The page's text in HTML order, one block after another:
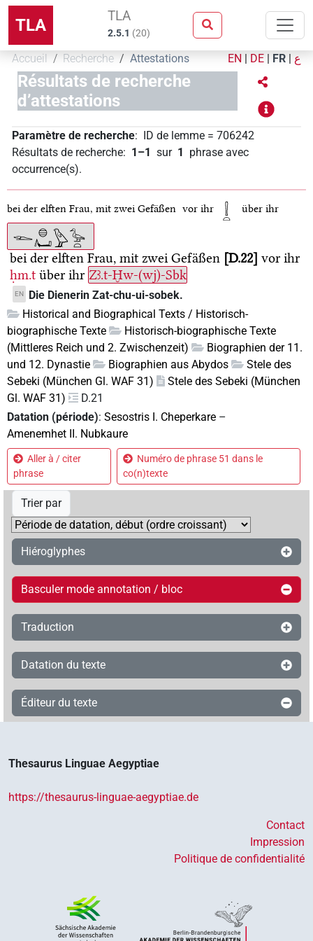
TLA TLA
2.5.1 (20)
Accueil Recherche Attestations EN | DE | FR | ع
Résultats de recherche
d’attestations
Paramètre de recherche: ID de lemme = 706242
Résultats de recherche: 1–1 sur 1 phrase avec
occurrence(s).
bei der elften Frau, mit zwei Gefäßen vor ihr über ihr
bei der elften Frau, mit zwei Gefäßen D.22 vor ihr
ḥm.t über ihr Zꜣ.t-Ḫw-(wj)-Sbk
EN
Die Dienerin Zat-chu-ui-sobek.
Historical and Biographical Texts / Historisch-
biographische Texte
Historisch-biographische Texte
(Mittleres Reich und 2. Zwischenzeit)
Biographien der 11.
und 12. Dynastie
Biographien aus Abydos
Stele des
Sebeki (München Gl. WAF 31)
Stele des Sebeki (München
Gl. WAF 31)
D.21
Datation (période): Sesostris I. Cheperkare –
Amenemhet II. Nubkaure
Aller à / citer
phrase
Numéro de phrase 51 dans le
co(n)texte
Trier par
Hiéroglyphes
Basculer mode annotation / bloc
Traduction
Datation du texte
Éditeur du texte
Thesaurus Linguae Aegyptiae
https://thesaurus-linguae-aegyptiae.de
Contact
Impression
Politique de confidentialité